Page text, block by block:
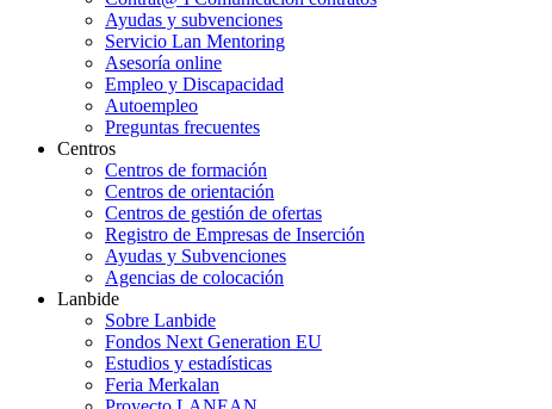
Ayudas y subvenciones
Servicio Lan Mentoring
Asesoría online
Empleo y Discapacidad
Autoempleo
Preguntas frecuentes
Centros
Centros de formación
Centros de orientación
Centros de gestión de ofertas
Registro de Empresas de Inserción
Ayudas y Subvenciones
Agencias de colocación
Lanbide
Sobre Lanbide
Fondos Next Generation EU
Estudios y estadísticas
Feria Merkalan